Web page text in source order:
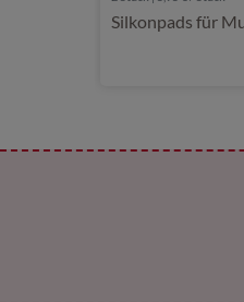
Silkonpads für